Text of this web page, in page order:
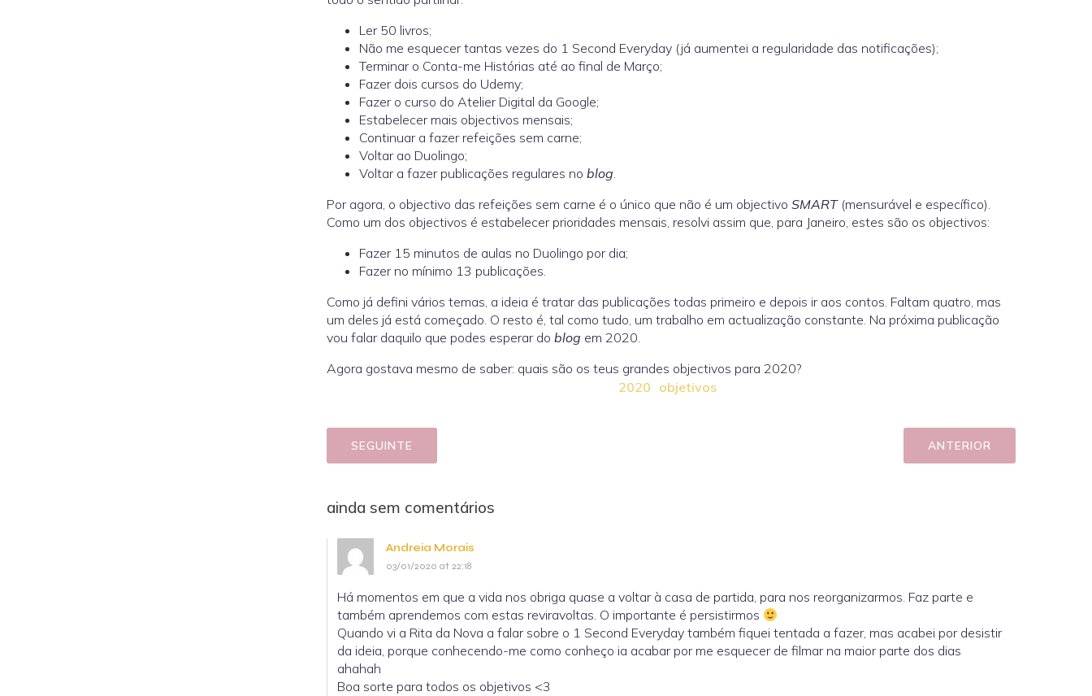
Ler 50 livros;
Não me esquecer tantas vezes do 1 Second Everyday (já aumentei a regularidade das notificações);
Terminar o Conta-me Histórias até ao final de Março;
Fazer dois cursos do Udemy;
Fazer o curso do Atelier Digital da Google;
Estabelecer mais objectivos mensais;
Continuar a fazer refeições sem carne;
Voltar ao Duolingo;
Voltar a fazer publicações regulares no blog.
Por agora, o objectivo das refeições sem carne é o único que não é um objectivo SMART (mensurável e específico).
Como um dos objectivos é estabelecer prioridades mensais, resolvi assim que, para Janeiro, estes são os objectivos:
Fazer 15 minutos de aulas no Duolingo por dia;
Fazer no mínimo 13 publicações.
Como já defini vários temas, a ideia é tratar das publicações todas primeiro e depois ir aos contos. Faltam quatro, mas
um deles já está começado. O resto é, tal como tudo, um trabalho em actualização constante. Na próxima publicação
vou falar daquilo que podes esperar do blog em 2020.
Agora gostava mesmo de saber: quais são os teus grandes objectivos para 2020?
2020 objetivos
SEGUINTE ANTERIOR
ainda sem comentários
Andreia Morais
03/01/2020 at 22:18
Há momentos em que a vida nos obriga quase a voltar à casa de partida, para nos reorganizarmos. Faz parte e
também aprendemos com estas reviravoltas. O importante é persistirmos
Quando vi a Rita da Nova a falar sobre o 1 Second Everyday também fiquei tentada a fazer, mas acabei por desistir
da ideia, porque conhecendo-me como conheço ia acabar por me esquecer de filmar na maior parte dos dias
ahahah
Boa sorte para todos os objetivos <3